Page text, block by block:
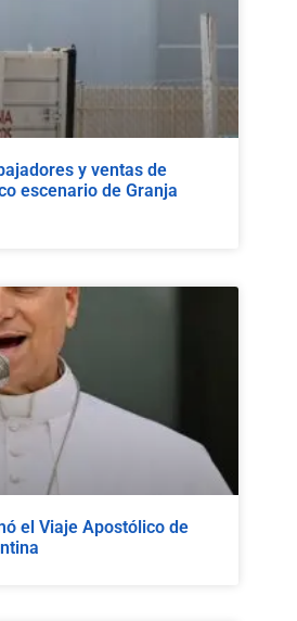
y ventas de
escenario de Granja
el Viaje Apostólico de